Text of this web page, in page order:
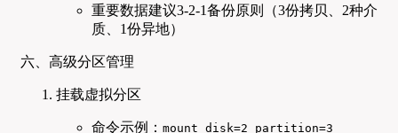
重要数据建议3-2-1备份原则（3份拷贝、2种介
质、1份异地）
六、高级分区管理
挂载虚拟分区
命令示例： mount disk=2 partition=3